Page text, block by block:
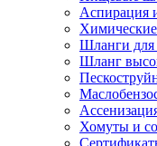
Аспирация
Шланги для
Шланг
Хомуты и